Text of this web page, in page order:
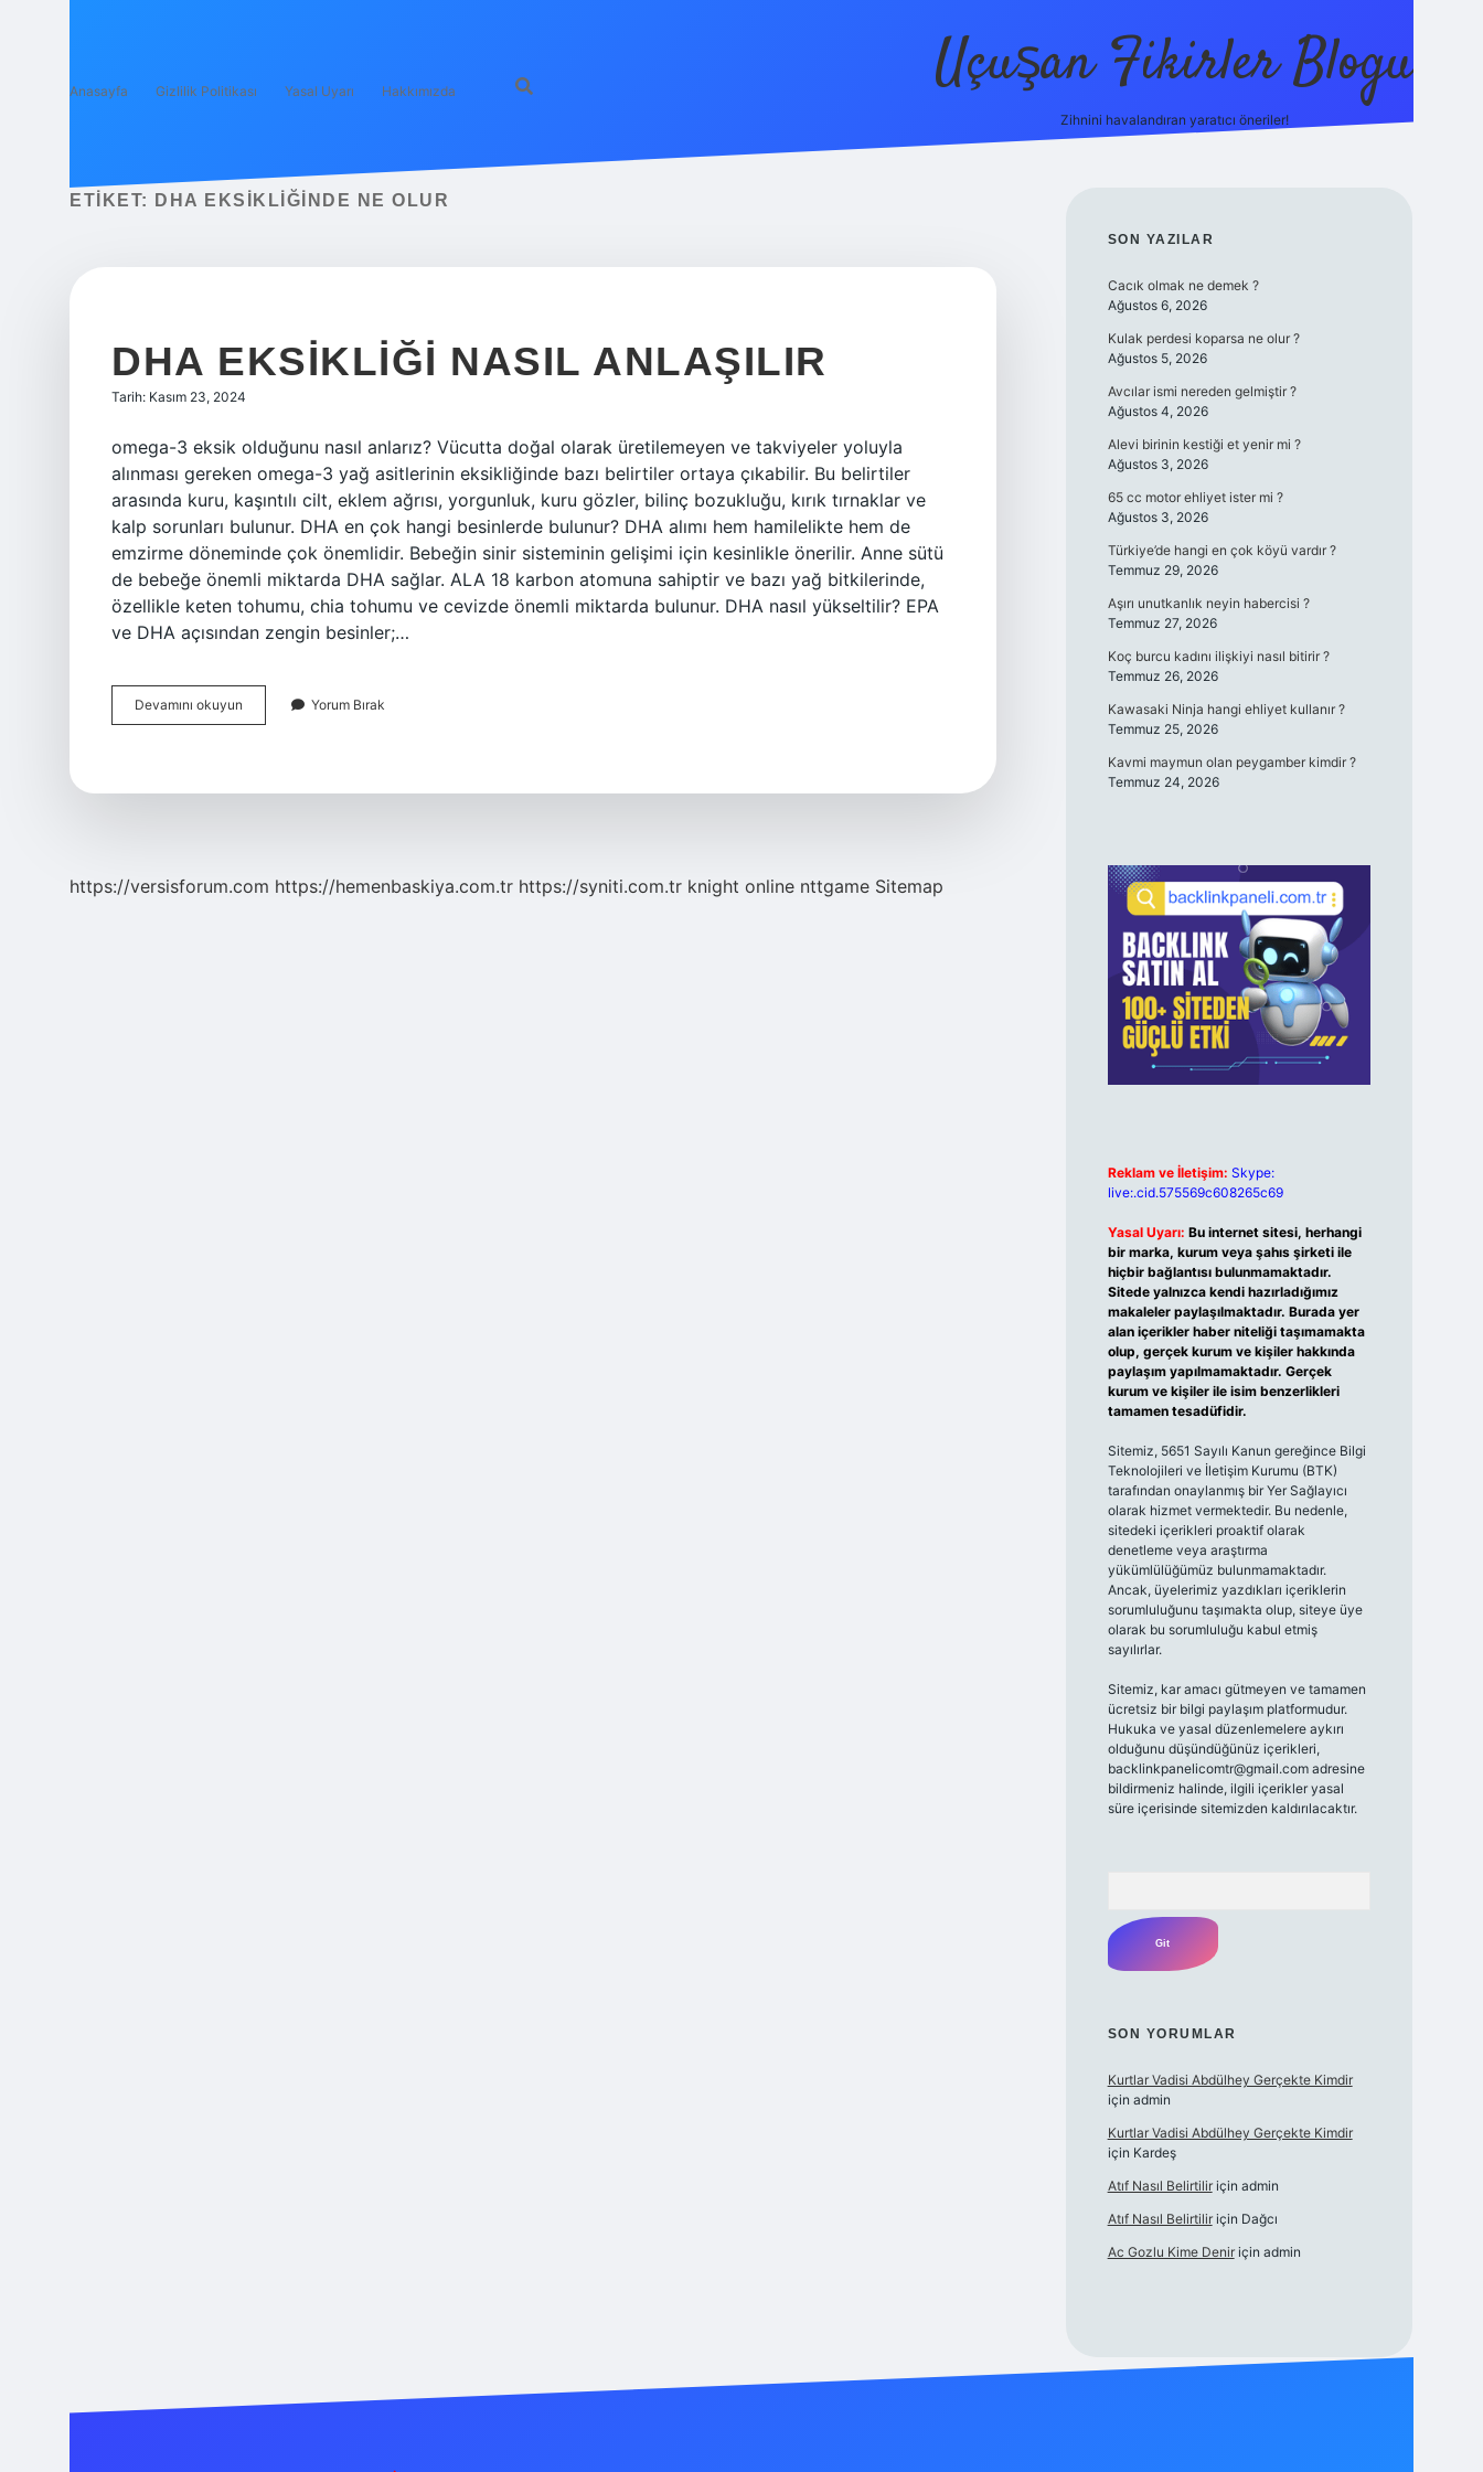
Anasayfa Gizlilik Politikası Yasal Uyarı Hakkımızda Uçuşan Fikirler Blogu
Zihnini havalandıran yaratıcı öneriler!
ETIKET: DHA EKSIKLIĞINDE NE OLUR
DHA EKSIKLIĞI NASIL ANLAŞILIR
Tarih: Kasım 23, 2024
omega-3 eksik olduğunu nasıl anlarız? Vücutta doğal olarak üretilemeyen ve takviyeler yoluyla
alınması gereken omega-3 yağ asitlerinin eksikliğinde bazı belirtiler ortaya çıkabilir. Bu belirtiler
arasında kuru, kaşıntılı cilt, eklem ağrısı, yorgunluk, kuru gözler, bilinç bozukluğu, kırık tırnaklar ve
kalp sorunları bulunur. DHA en çok hangi besinlerde bulunur? DHA alımı hem hamilelikte hem de
emzirme döneminde çok önemlidir. Bebeğin sinir sisteminin gelişimi için kesinlikle önerilir. Anne sütü
de bebeğe önemli miktarda DHA sağlar. ALA 18 karbon atomuna sahiptir ve bazı yağ bitkilerinde,
özellikle keten tohumu, chia tohumu ve cevizde önemli miktarda bulunur. DHA nasıl yükseltilir? EPA
ve DHA açısından zengin besinler;…
Devamını okuyun
Eksikliği
Yorum Bırak
https://versisforum.com https://hemenbaskiya.com.tr https://syniti.com.tr knight online nttgame Sitemap
SIDEBAR
SON YAZILAR
Cacık olmak ne demek ?
Ağustos 6, 2026
Kulak perdesi koparsa ne olur ?
Ağustos 5, 2026
Avcılar ismi nereden gelmiştir ?
Ağustos 4, 2026
Alevi birinin kestiği et yenir mi ?
Ağustos 3, 2026
65 cc motor ehliyet ister mi ?
Ağustos 3, 2026
Türkiye’de hangi en çok köyü vardır ?
Temmuz 29, 2026
Aşırı unutkanlık neyin habercisi ?
Temmuz 27, 2026
Koç burcu kadını ilişkiyi nasıl bitirir ?
Temmuz 26, 2026
Kawasaki Ninja hangi ehliyet kullanır ?
Temmuz 25, 2026
Kavmi maymun olan peygamber kimdir ?
Temmuz 24, 2026
Reklam ve İletişim: Skype:
live:.cid.575569c608265c69
Yasal Uyarı: Bu internet sitesi, herhangi
bir marka, kurum veya şahıs şirketi ile
hiçbir bağlantısı bulunmamaktadır.
Sitede yalnızca kendi hazırladığımız
makaleler paylaşılmaktadır. Burada yer
alan içerikler haber niteliği taşımamakta
olup, gerçek kurum ve kişiler hakkında
paylaşım yapılmamaktadır. Gerçek
kurum ve kişiler ile isim benzerlikleri
tamamen tesadüfidir.
Sitemiz, 5651 Sayılı Kanun gereğince Bilgi
Teknolojileri ve İletişim Kurumu (BTK)
tarafından onaylanmış bir Yer Sağlayıcı
olarak hizmet vermektedir. Bu nedenle,
sitedeki içerikleri proaktif olarak
denetleme veya araştırma
yükümlülüğümüz bulunmamaktadır.
Ancak, üyelerimiz yazdıkları içeriklerin
sorumluluğunu taşımakta olup, siteye üye
olarak bu sorumluluğu kabul etmiş
sayılırlar.
Sitemiz, kar amacı gütmeyen ve tamamen
ücretsiz bir bilgi paylaşım platformudur.
Hukuka ve yasal düzenlemelere aykırı
olduğunu düşündüğünüz içerikleri,
backlinkpanelicomtr@gmail.comadresine
bildirmeniz halinde, ilgili içerikler yasal
süre içerisinde sitemizden kaldırılacaktır.
SON YORUMLAR
Kurtlar Vadisi Abdülhey Gerçekte Kimdir
için admin
Kurtlar Vadisi Abdülhey Gerçekte Kimdir
için Kardeş
Atıf Nasıl Belirtiliriçin admin
Atıf Nasıl Belirtiliriçin Dağcı
Ac Gozlu Kime Deniriçin admin